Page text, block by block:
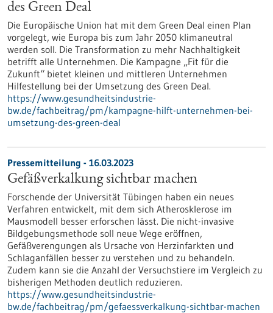
des Green Deal
Die Europäische Union hat mit dem Green Deal einen Plan
vorgelegt, wie Europa bis zum Jahr 2050 klimaneutral
werden soll. Die Transformation zu mehr Nachhaltigkeit
betrifft alle Unternehmen. Die Kampagne „Fit für die
Zukunft“ bietet kleinen und mittleren Unternehmen
Hilfestellung bei der Umsetzung des Green Deal.
https://www.gesundheitsindustrie-
bw.de/fachbeitrag/pm/kampagne-hilft-unternehmen-bei-
umsetzung-des-green-deal
Pressemitteilung - 16.03.2023
Gefäßverkalkung sichtbar machen
Forschende der Universität Tübingen haben ein neues
Verfahren entwickelt, mit dem sich Atherosklerose im
Mausmodell besser erforschen lässt. Die nicht-invasive
Bildgebungsmethode soll neue Wege eröffnen,
Gefäßverengungen als Ursache von Herzinfarkten und
Schlaganfällen besser zu verstehen und zu behandeln.
Zudem kann sie die Anzahl der Versuchstiere im Vergleich zu
bisherigen Methoden deutlich reduzieren.
https://www.gesundheitsindustrie-
bw.de/fachbeitrag/pm/gefaessverkalkung-sichtbar-machen